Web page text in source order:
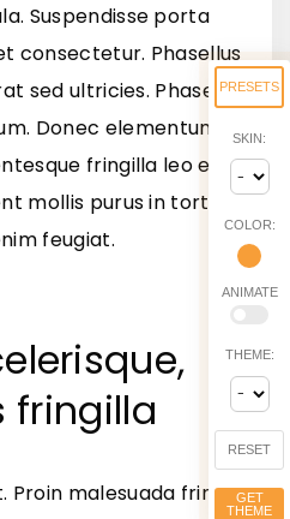
Suspendisse porta
consectetur. Phasellus
sed ultricies. Phasellus
Donec elementum
fringilla leo eget
mollis purus in tortor
feugiat.
fringilla
Proin malesuada fringilla
PRESETS
SKIN:
COLOR:
ANIMATE
THEME:
RESET
GET
THEME